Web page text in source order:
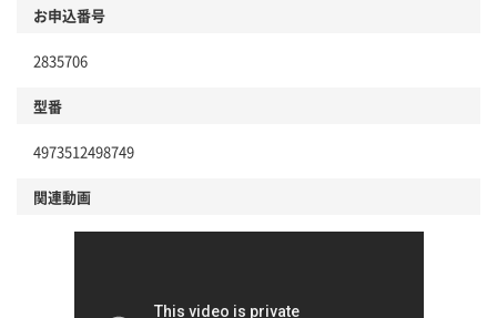
本体
仕組
お申込番号
2835706
型番
4973512498749
関連動画